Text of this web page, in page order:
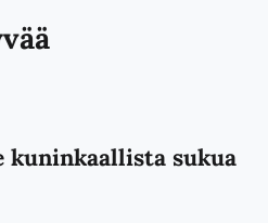
kuninkaallista sukua